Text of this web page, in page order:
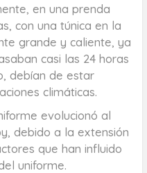
en una prenda
con una túnica en la
grande y caliente, ya
casi las 24 horas
debían de estar
climáticas.
evolucionó al
debido a la extensión
que han influido
uniforme.